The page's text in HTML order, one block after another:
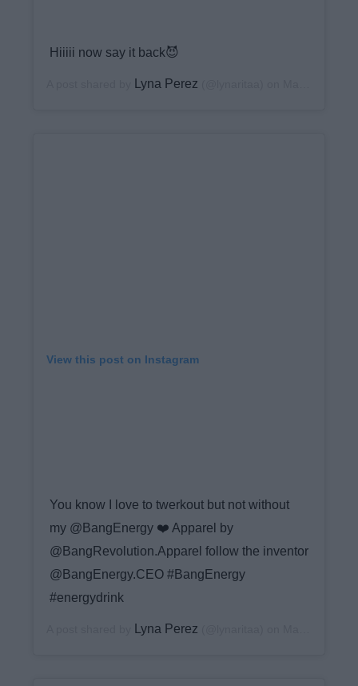
Hiiiii now say it back😈
Lyna Perez
View this post on Instagram
You know I love to twerkout but not without
my @BangEnergy ❤️ Apparel by
@BangRevolution.Apparel follow the inventor
@BangEnergy.CEO #BangEnergy
#energydrink
Lyna Perez